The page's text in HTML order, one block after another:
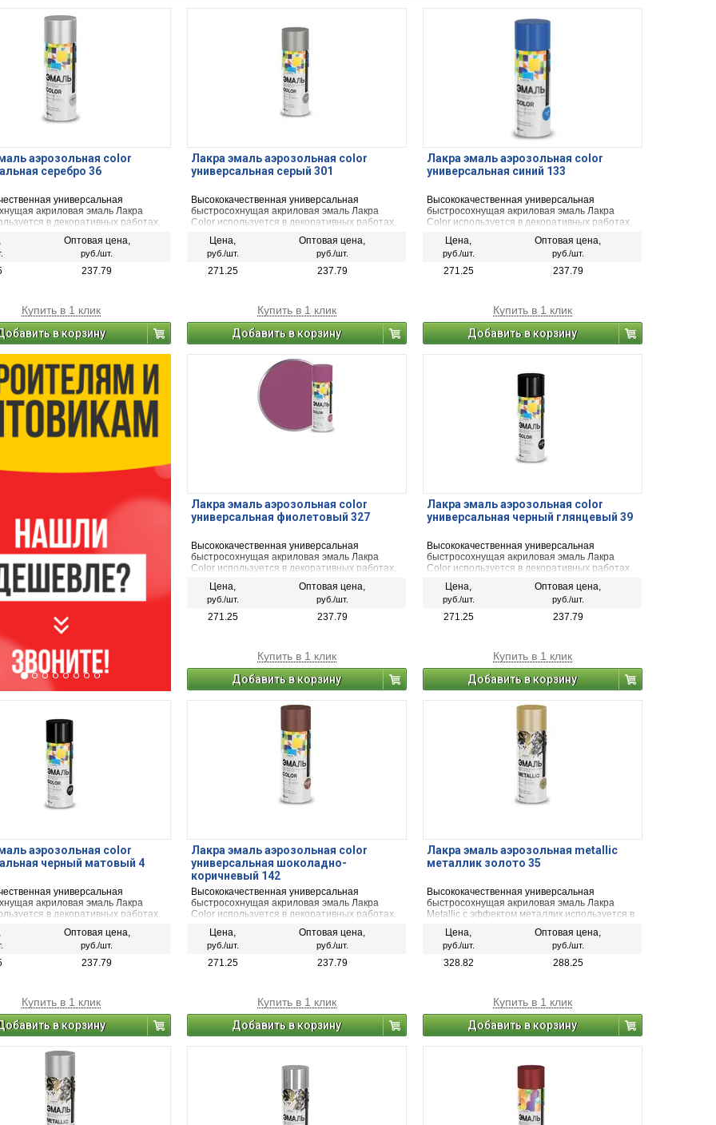
аэрозольная color
серебро 36
универсальная
акриловая эмаль Лакра
в декоративных работах,
и защиты металлических,
пластиковых, стеклянных и
поверхностей (керамика,
Оптовая цена,
руб./шт.
237.79
Купить в 1 клик
в корзину
Лакра эмаль аэрозольная color
универсальная серый 301
Высококачественная универсальная
быстросохнущая акриловая эмаль Лакра
Color используется в декоративных работах,
для окрашивания и защиты металлических,
деревянных, пластиковых, стеклянных и
минеральных поверхностей (керамика,
Цена,
руб./шт.
Оптовая цена,
руб./шт.
271.25 237.79
Купить в 1 клик
Добавить в корзину
Лакра эмаль аэрозольная color
универсальная синий 133
Высококачественная универсальная
быстросохнущая акриловая эмаль Лакра
Color используется в декоративных работах,
для окрашивания и защиты металлических,
деревянных, пластиковых, стеклянных и
минеральных поверхностей (керамика,
Цена,
руб./шт.
Оптовая цена,
руб./шт.
271.25 237.79
Купить в 1 клик
Добавить в корзину
Лакра эмаль аэрозольная color
универсальная фиолетовый 327
Высококачественная универсальная
быстросохнущая акриловая эмаль Лакра
Color используется в декоративных работах,
для окрашивания и защиты металлических,
деревянных, пластиковых, стеклянных и
минеральных поверхностей (керамика,
Цена,
руб./шт.
Оптовая цена,
руб./шт.
271.25 237.79
Купить в 1 клик
Добавить в корзину
Лакра эмаль аэрозольная color
универсальная черный глянцевый 39
Высококачественная универсальная
быстросохнущая акриловая эмаль Лакра
Color используется в декоративных работах,
для окрашивания и защиты металлических,
деревянных, пластиковых, стеклянных и
минеральных поверхностей (керамика,
Цена,
руб./шт.
Оптовая цена,
руб./шт.
271.25 237.79
Купить в 1 клик
Добавить в корзину
аэрозольная color
черный матовый 4
универсальная
акриловая эмаль Лакра
в декоративных работах,
и защиты металлических,
пластиковых, стеклянных и
поверхностей (керамика,
Оптовая цена,
руб./шт.
237.79
Купить в 1 клик
в корзину
Лакра эмаль аэрозольная color
универсальная шоколадно-
коричневый 142
Высококачественная универсальная
быстросохнущая акриловая эмаль Лакра
Color используется в декоративных работах,
для окрашивания и защиты металлических,
деревянных, пластиковых, стеклянных и
минеральных поверхностей (керамика,
Цена,
руб./шт.
Оптовая цена,
руб./шт.
271.25 237.79
Купить в 1 клик
Добавить в корзину
Лакра эмаль аэрозольная metallic
металлик золото 35
Высококачественная универсальная
быстросохнущая акриловая эмаль Лакра
Metallic с эффектом металлик используется в
ремонте. Предназначена для окрашивания и
защиты металлических, деревянных,
пластиковых, стеклянных и минеральных
Цена,
руб./шт.
Оптовая цена,
руб./шт.
328.82 288.25
Купить в 1 клик
Добавить в корзину